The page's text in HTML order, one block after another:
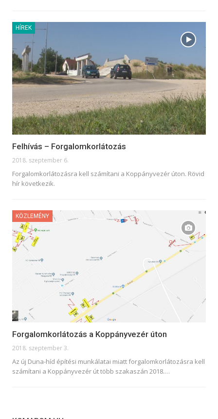
HÍREK
Felhívás – Forgalomkorlátozás
2018. szeptember 6.
Forgalomkorlátozásra kell számítani a Koppányvezér úton. Rövid
hír következik.
KÖZLEMÉNY
Forgalomkorlátozás a Koppányvezér úton
2018. szeptember 3.
Az új Duna-híd építési munkálatai miatt forgalomkorlátozásra kell
számítani a Koppányvezér út több szakaszán 2018.…